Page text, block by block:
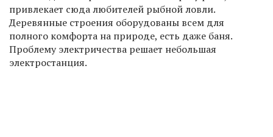
привлекает сюда любителей рыбной ловли.
Деревянные строения оборудованы всем для
полного комфорта на природе, есть даже баня.
Проблему электричества решает небольшая
электростанция.